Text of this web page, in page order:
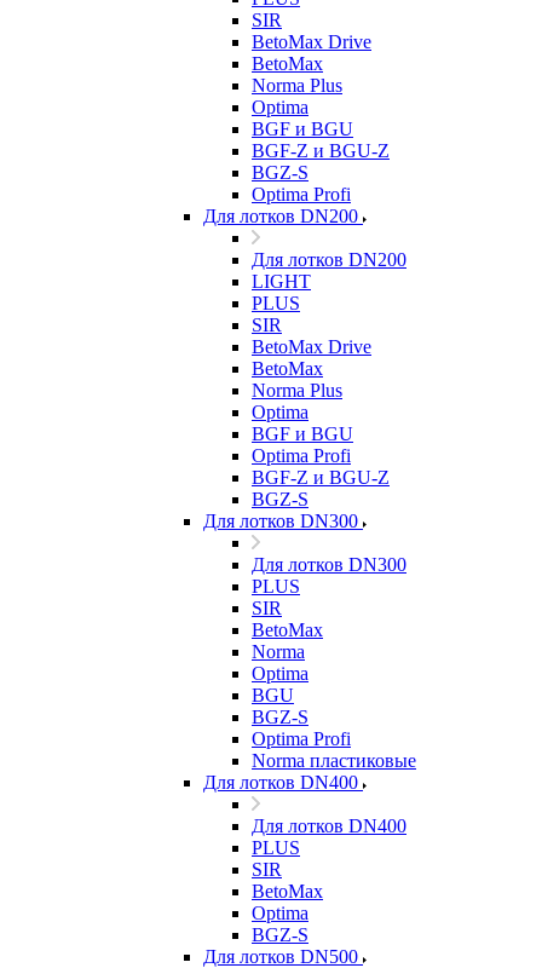
SIR
BetoMax Drive
BetoMax
Norma Plus
Optima
BGF и BGU
BGF-Z и BGU-Z
BGZ-S
Optima Profi
Для лотков DN200
Для лотков DN200
LIGHT
PLUS
SIR
BetoMax Drive
BetoMax
Norma Plus
Optima
BGF и BGU
Optima Profi
BGF-Z и BGU-Z
BGZ-S
Для лотков DN300
Для лотков DN300
PLUS
SIR
BetoMax
Norma
Optima
BGU
BGZ-S
Optima Profi
Norma пластиковые
Для лотков DN400
Для лотков DN400
PLUS
SIR
BetoMax
Optima
BGZ-S
Для лотков DN500